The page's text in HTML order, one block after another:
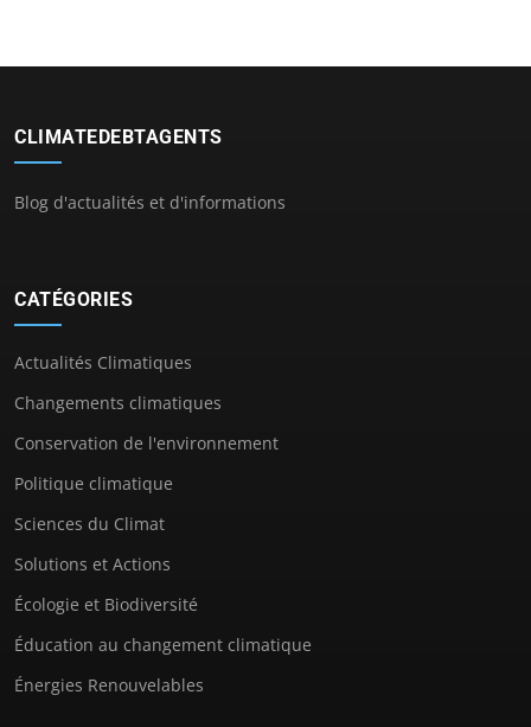
CLIMATEDEBTAGENTS
Blog d'actualités et d'informations
CATÉGORIES
Actualités Climatiques
Changements climatiques
Conservation de l'environnement
Politique climatique
Sciences du Climat
Solutions et Actions
Écologie et Biodiversité
Éducation au changement climatique
Énergies Renouvelables